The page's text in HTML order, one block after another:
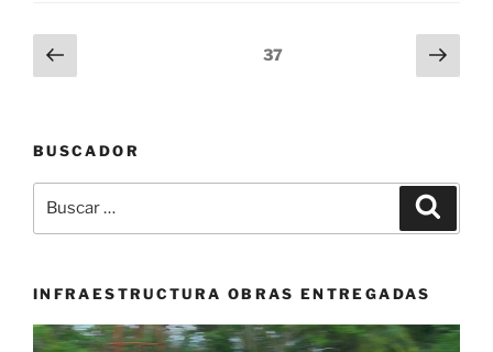
Profesional
Navegación
de
Página
anterior
Página37
BUSCADOR
por:
INFRAESTRUCTURA OBRAS ENTREGADAS
Reproductor